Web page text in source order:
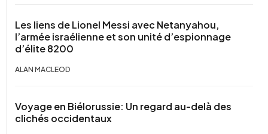
Les liens de Lionel Messi avec Netanyahou,
l’armée israélienne et son unité d’espionnage
d’élite 8200
ALAN MACLEOD
Voyage en Biélorussie: Un regard au-delà des
clichés occidentaux